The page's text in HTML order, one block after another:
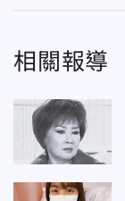
相關報導